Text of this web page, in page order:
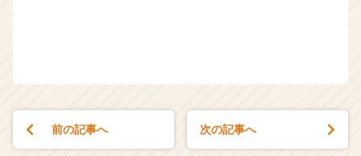
前の記事へ 次の記事へ